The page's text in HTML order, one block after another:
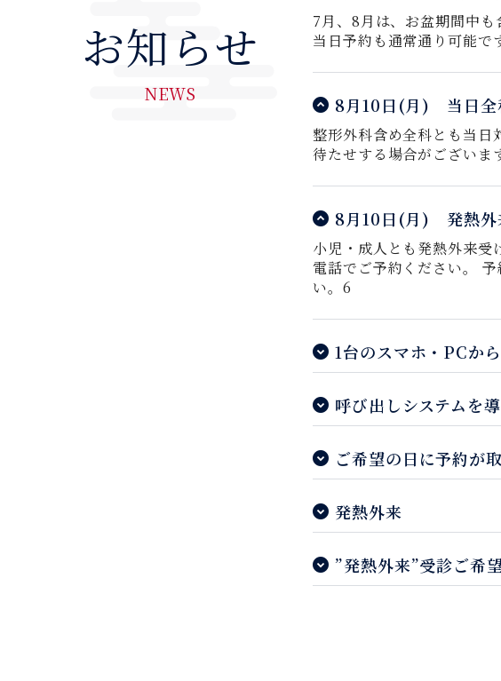
お知らせ
NEWS
7月、8月は、お盆期間中も
当日予約も通常通り可能で
8月10日(月) 当日全
整形外科含め全科とも当日
待たせする場合がございま
8月10日(月) 発熱外
小児・成人とも発熱外来受
電話でご予約ください。
い。6
1台のスマホ・PCか
呼び出しシステムを
ご希望の日に予約が
発熱外来
”発熱外来”受診ご希